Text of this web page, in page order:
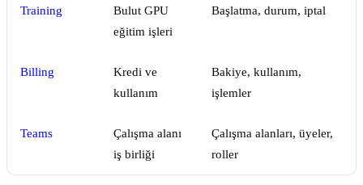
Training
Bulut GPU
eğitim işleri
Başlatma, durum, iptal
Billing
Kredi ve
kullanım
Bakiye, kullanım,
işlemler
Teams
Çalışma alanı
iş birliği
Çalışma alanları, üyeler,
roller